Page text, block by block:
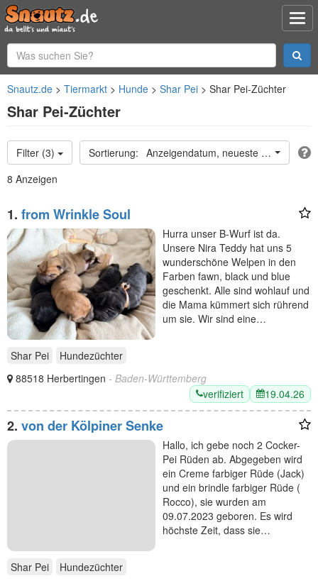
Snautz.de Tiermarkt Hunde Shar Pei Shar Pei-Züchter
Shar Pei-Züchter
Filter (3)
Anzeigendatum, neueste oben
8 Anzeigen
1. from Wrinkle Soul
Hurra unser B-Wurf ist da.
Unsere Nira Teddy hat uns 5
wunderschöne Welpen in den
Farben fawn, black und blue
geschenkt. Alle sind wohlauf und
die Mama kümmert sich rührend
um sie. Wir sind eine…
Shar Pei
Hundezüchter
88518 Herbertingen - Baden-Württemberg
verifiziert
19.04.26
2. von der Kölpiner Senke
Hallo, ich gebe noch 2 Cocker-
Pei Rüden ab. Abgegeben wird
ein Creme farbiger Rüde (Jack)
und ein brindle farbiger Rüde (
Rocco), sie wurden am
09.07.2023 geboren. Es wird
höchste Zeit, dass sie…
Shar Pei
Hundezüchter